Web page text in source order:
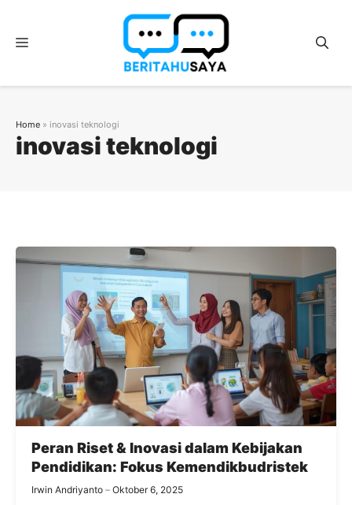
Menu
inovasi teknologi
Home » inovasi teknologi
Peran Riset & Inovasi dalam Kebijakan
Pendidikan: Fokus Kemendikbudristek
Irwin Andriyanto Oktober 6, 2025